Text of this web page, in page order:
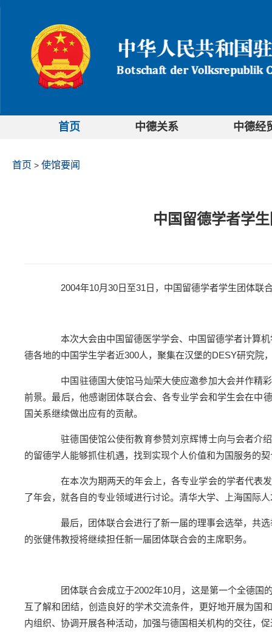
首页 中德关系 中德经
首页 > 使馆要闻
中国留德学者学
2004年10月30日至31日，中国留德学者学生团体联
本次大会由中国留德医学学会、中国留德学者计算机
德各地的中国学生学者近300人，聚集在汉堡的DESY研究院
中国驻德国大使馆马灿荣大使应邀参加大会并作精彩
前景。最后，他感谢团体联合会、各专业学会和学生会在中
国关系继续做出应有的贡献。
驻德国使馆公使衔教育参赞刘京辉博士向与会者介绍
的留德学人能够抓住机遇，找到实现个人价值和为国服务的
在本次为期两天的年会上，各专业学会的学者代表发
了年会，就各自的专业领域进行讨论。清华大学、上海国际
最后，团体联合会进行了新一届的理事会选举，共选
的张健伟教授将继续担任新一届团体联合会的主席职务。
团体联合会成立于2002年10月，这是第一个全德国
互了解和团结，创造良好的学术交流条件，更好地开展为国
内组织、协调开展各种活动，加强与德国相关机构的交往，